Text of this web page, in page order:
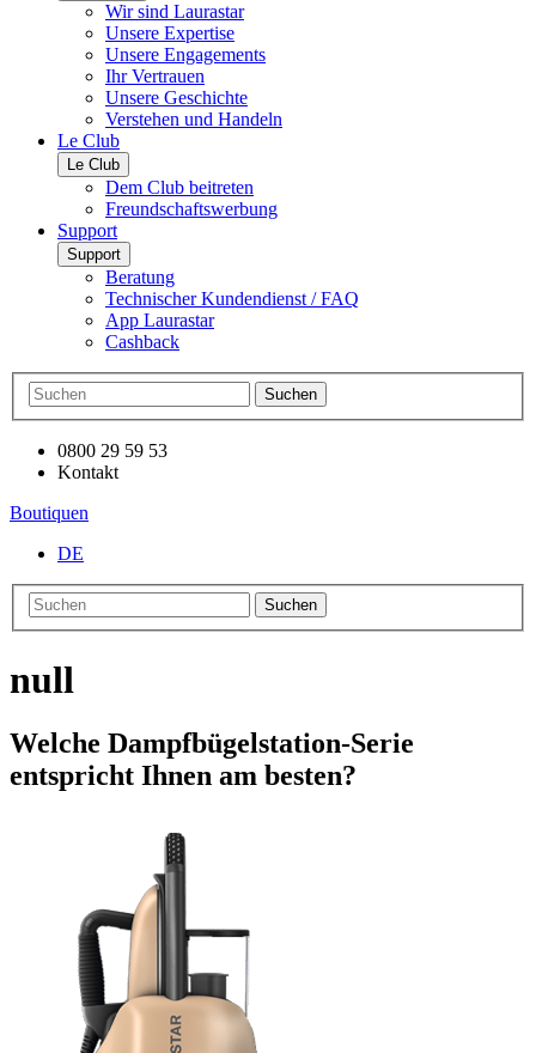
Wir sind Laurastar
Unsere Expertise
Unsere Engagements
Ihr Vertrauen
Unsere Geschichte
Verstehen und Handeln
Le Club
Le Club
Dem Club beitreten
Freundschaftswerbung
Support
Support
Beratung
Technischer Kundendienst / FAQ
App Laurastar
Cashback
Suchen
0800 29 59 53
Kontakt
Boutiquen
DE
Suchen
null
Welche Dampfbügelstation-Serie
entspricht Ihnen am besten?